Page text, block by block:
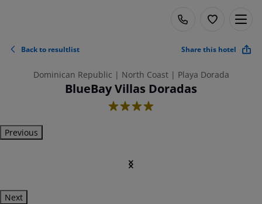
Back to resultlist Share this hotel
Dominican Republic | North Coast | Playa Dorada
BlueBay Villas Doradas
4
Previous
Next